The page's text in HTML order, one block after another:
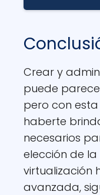
Crear y
puede
pero con
haberte
necesarios
elección de
virtualización
avanzada,